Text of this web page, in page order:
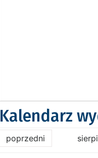
Kalendarz
poprzedni